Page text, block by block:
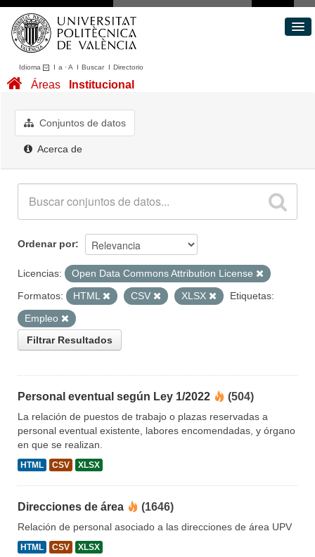
Idioma I a ·A I BuscarI Directorio
Conjuntos de datos
Acerca de
Áreas Institucional
Conjuntos de datos
Acerca de
Ordenar por
Licencias:
Open Data Commons Attribution License
Formatos:
HTML CSV XLSX
Etiquetas:
Empleo
Filtrar Resultados
Personal eventual según Ley 1/2022 (504)
La relación de puestos de trabajo o plazas reservadas a
personal eventual existente, labores encomendadas, y órgano
en que se realizan.
HTML CSV XLSX
Direcciones de área (1646)
Relación de personal asociado a las direcciones de área UPV
HTML CSV XLSX